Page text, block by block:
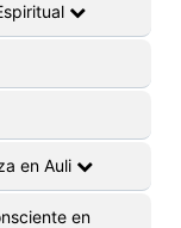
en Auli
en